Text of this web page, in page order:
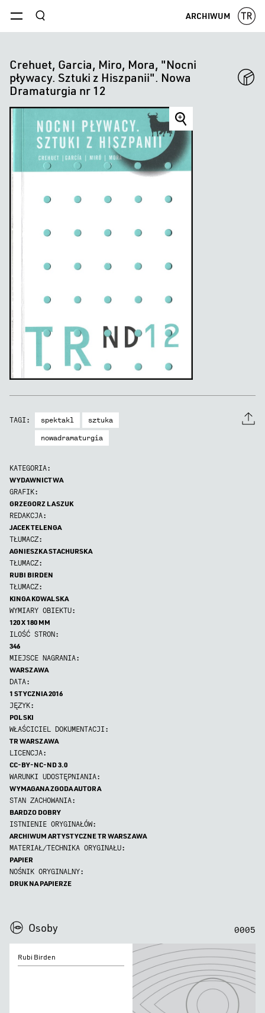
menu szukaj ARCHIWUM
Crehuet, Garcia, Miro, Mora, "Nocni
pływacy. Sztuki z Hiszpanii". Nowa
Dramaturgia nr 12
Garcia,
Miro,
Mora,
"Nocni
z
Hiszpanii".
Dramaturgia
12
TAGI: spektakl
sztuka
nowadramaturgia
KATEGORIA:
WYDAWNICTWA
GRAFIK:
GRZEGORZ LASZUK
REDAKCJA:
JACEK TELENGA
TŁUMACZ:
AGNIESZKA STACHURSKA
TŁUMACZ:
RUBI BIRDEN
TŁUMACZ:
KINGA KOWALSKA
WYMIARY OBIEKTU:
120 X 180 MM
ILOŚĆ STRON:
346
MIEJSCE NAGRANIA:
WARSZAWA
DATA:
1 STYCZNIA 2016
JĘZYK:
POLSKI
WŁAŚCICIEL DOKUMENTACJI:
TR WARSZAWA
LICENCJA:
CC-BY-NC-ND 3.0
WARUNKI UDOSTĘPNIANIA:
WYMAGANA ZGODA AUTORA
STAN ZACHOWANIA:
BARDZO DOBRY
ISTNIENIE ORYGINAŁÓW:
ARCHIWUM ARTYSTYCZNE TR WARSZAWA
MATERIAŁ/TECHNIKA ORYGINAŁU:
PAPIER
NOŚNIK ORYGINALNY:
DRUK NA PAPIERZE
Osoby
0005
Birden
Rubi Birden